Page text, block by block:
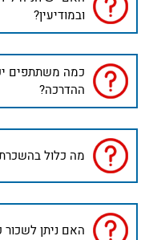
ובמודיעין?
כמה משתתפים
ההדרכה?
מה כלול
האם ניתן